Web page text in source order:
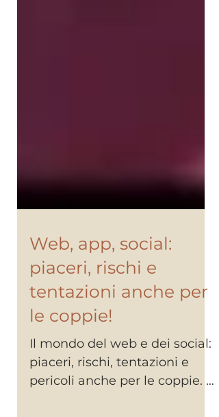
Web, app, social:
piaceri, rischi e
tentazioni anche per
le coppie!
Il mondo del web e dei social:
piaceri, rischi, tentazioni e